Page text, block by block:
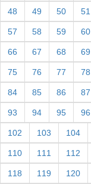
48 49 50 51
57 58 59 60
66 67 68 69
75 76 77 78
84 85 86 87
93 94 95 96
102 103 104
110 111 112
118 119 120